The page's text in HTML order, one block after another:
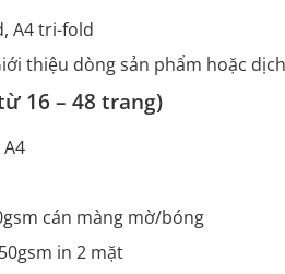
A4 tri-fold
thiệu dòng sản phẩm hoặc
16 – 48 trang)
A4
cán màng mờ/bóng
in 2 mặt